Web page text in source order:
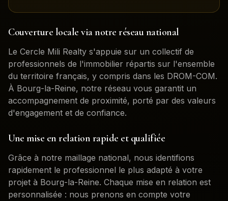
Couverture locale via notre réseau national
Le Cercle Mili Realty s'appuie sur un collectif de
professionnels de l'immobilier répartis sur l'ensemble
du territoire français, y compris dans les DROM-COM.
À Bourg-la-Reine, notre réseau vous garantit un
accompagnement de proximité, porté par des valeurs
d'engagement et de confiance.
Une mise en relation rapide et qualifiée
Grâce à notre maillage national, nous identifions
rapidement le professionnel le plus adapté à votre
projet à Bourg-la-Reine. Chaque mise en relation est
personnalisée : nous prenons en compte votre